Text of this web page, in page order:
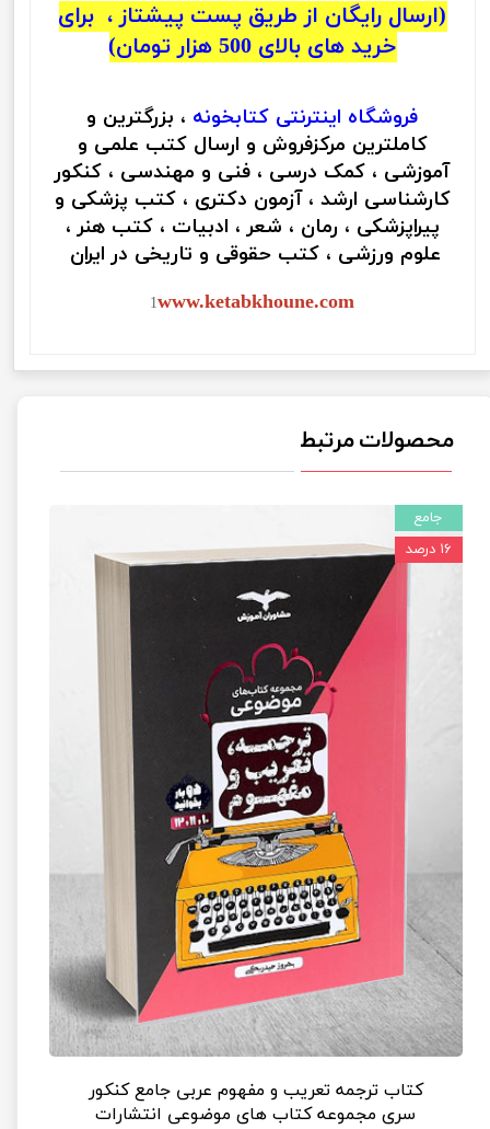
(ارسال رایگان از طریق پست پیشتاز ، برای
خرید های بالای 500 هزار تومان)
فروشگاه اینترنتی کتابخونه ، بزرگترین و
کاملترین مرکزفروش و ارسال کتب علمی و
آموزشی ، کمک درسی ، فنی و مهندسی ، کنکور
کارشناسی ارشد ، آزمون دکتری ، کتب پزشکی و
پیراپزشکی ، رمان ، شعر ، ادبیات ، کتب هنر ،
علوم ورزشی ، کتب حقوقی و تاریخی در ایران
1www.ketabkhoune.com
محصولات مرتبط
کتاب ترجمه تعریب و مفهوم عربی جامع کنکور
سری مجموعه کتاب های موضوعی انتشارات
جامع
۱۶ درصد